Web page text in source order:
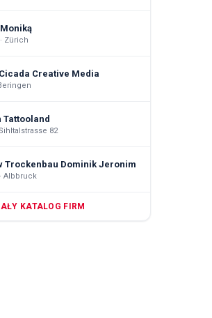
Zürich
Creative Media
Tattooland
82
Trockenbau Dominik Jeronim
Albbruck
KATALOG FIRM